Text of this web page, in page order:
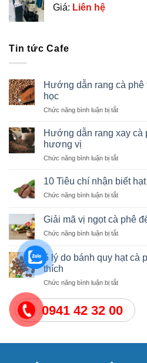
0941 42 32 00
Giá: Liên hệ
Tin tức Cafe
Hướng dẫn rang cà
học
Chức năng bình luận bị tắtở
rang
phê
A
Z
người
Hướng dẫn rang xay cà
hương vị
Chức năng bình luận bị tắtở
dẫn
xay
phê
nhà
giữ
vị
10 Tiêu chí nhận biết
Chức năng bình luận bị tắtở
Tiêu
chí
nhận
hạt
cà
chất
Giải mã vị ngọt cà phê
Chức năng bình luận bị tắtở
vị
cà
từ
đâu?
5 lý do bánh quy hạt cà
thích
Chức năng bình luận bị tắtở
do
bánh
hạt